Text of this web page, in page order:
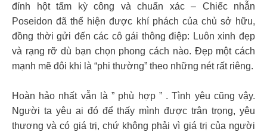
đính hột tấm kỳ công và chuẩn xác – Chiếc nhẫn
Poseidon đã thể hiện được khí phách của chủ sở hữu,
đồng thời gửi đến các cô gái thông điệp: Luôn xinh đẹp
và rạng rỡ dù bạn chọn phong cách nào. Đẹp một cách
mạnh mẽ đôi khi là “phi thường” theo những nét rất riêng.
Hoàn hảo nhất vẫn là ” phù hợp ” . Tình yêu cũng vậy.
Người ta yêu ai đó để thấy mình được trân trọng, yêu
thương và có giá trị, chứ không phải vì giá trị của người